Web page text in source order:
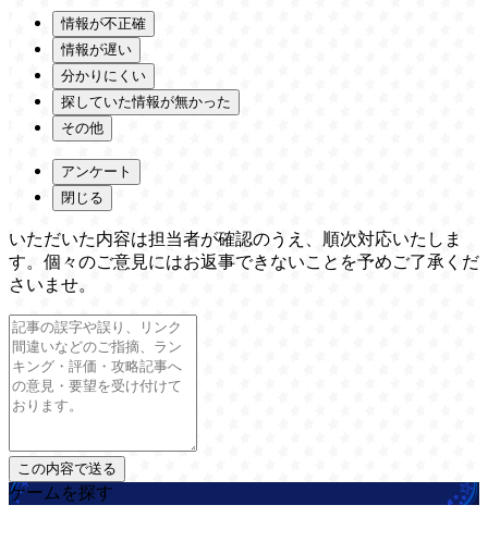
情報が不正確
情報が遅い
分かりにくい
探していた情報が無かった
その他
アンケート
閉じる
いただいた内容は担当者が確認のうえ、順次対応いたしま
す。個々のご意見にはお返事できないことを予めご了承くだ
さいませ。
ゲームを探す